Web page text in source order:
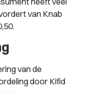
van Knab
van de
door Kifid